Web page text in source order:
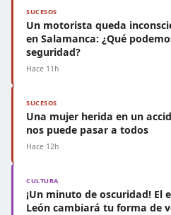
SUCESOS
Un motorista queda
en Salamanca: ¿Qué
seguridad?
Hace 11h
SUCESOS
Una mujer herida en un
nos puede pasar a todos
Hace 12h
CULTURA
¡Un minuto de oscuridad! El
León cambiará tu forma de